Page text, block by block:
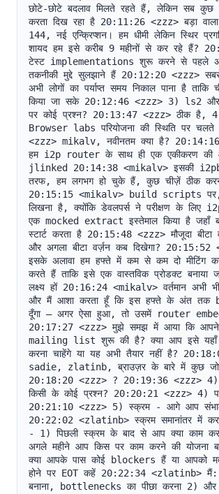
छोटे-छोटे बदलाव मिलते रहते हैं, लेकिन सब कुछ
करता दिख रहा है 20:11:26 <zzz> बड़ा वाला
144, नई एन्क्रिप्शन। हम धीमी लेकिन स्थिर
शायद हम इसे करीब 9 महीनों से कर रहे हैं?
टेस्ट implementations शुरू करने से पहले
तकनीकी मुद्दे सुलझाने हैं 20:12:20 <zzz>
अभी लोगों का पर्याप्त समय निकाल पाना है ताकि
किया जा सके 20:12:46 <zzz> 3) ls2 और
पर कोई प्रश्न? 20:13:47 <zzz> ठीक है,
Browser labs परियोजना की स्थिति पर
<zzz> mikalv, नवीनतम क्या है?
हम i2p router के साथ ही एक एकीकरण की
jlinked 20:14:38 <mikalv> इसकी
तरफ, हम लगभग हो चुके हैं, कुछ चीज़ें ठीक
20:15:15 <mikalv> build scripts पर,
लिखना है, क्योंकि डेवलपर्स ने परीक्षण के
एक mocked extract इस्तेमाल किया है जहाँ
स्टार्ट करता है 20:15:48 <zzz> मौजूदा बीटा
और अगला बीटा वर्ज़न कब दिखेगा? 20:15:52
इसके अलावा हम हफ्ते में कम से कम दो मीटिंग
करते हैं ताकि इसे एक वास्तविक प्रोडक्ट बनाया
लक्ष्य हों 20:16:24 <mikalv> वर्तमान अभी
और मैं आशा करता हूँ कि इस हफ्ते के अंत तक
दूँगा — अगर ऐसा हुआ, तो उसमें router
20:17:27 <zzz> मुझे समझ में आया कि
mailing list शुरू की है? क्या आप इसे यहाँ
करना चाहेंगे या यह अभी तैयार नहीं है?
sadie, zlatinb, ब्राउज़र के बारे में कुछ
20:18:20 <zzz> ? 20:19:36 <zzz> 4)
किसी के कोई प्रश्न? 20:20:21 <zzz> 4)
20:21:10 <zzz> 5) स्क्रम - आगे आप
20:22:02 <zlatinb> स्क्रम समानांतर में
- 1) पिछली स्क्रम के बाद से आप क्या काम
अगले महीने आप किस पर काम करने की योजना
क्या आपके पास कोई blockers हैं या आपको
होने पर EOT कहें 20:22:34 <zlatinb>
बनाना, bottlenecks का पीछा करना 2)